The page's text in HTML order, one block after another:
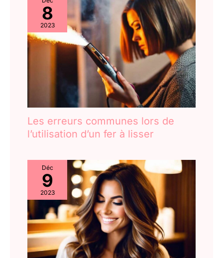
8
2023
Les erreurs communes lors de
l’utilisation d’un fer à lisser
Déc
9
2023